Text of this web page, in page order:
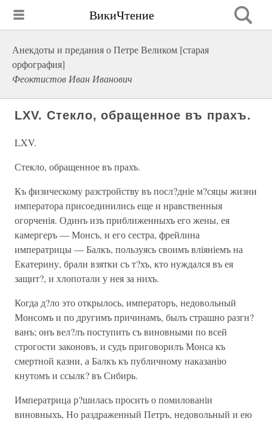
ВикиЧтение
Анекдоты и предания о Петре Великом [старая
орфография]
Феоктистов Иван Иванович
LXV. Стекло, обращенное въ прахъ.
LXV.
Стекло, обращенное въ прахъ.
Къ физическому разстройству въ посл?дніе м?сяцы жизни
императора присоединились еще и нравственныя
огорченія. Одинъ изъ приближенныхъ его жены, ея
камергеръ — Монсъ, и его сестра, фрейлина
императрицы — Балкъ, пользуясь своимъ вліяніемъ на
Екатерину, брали взятки съ т?хъ, кто нуждался въ ея
защит?, и хлопотали у нея за нихъ.
Когда д?ло это открылось, императоръ, недовольный
Монсомъ и по другимъ причинамъ, былъ страшно разгн?
ванъ; онъ вел?лъ поступить съ виновными по всей
строгости законовъ, и судъ приговорилъ Монса къ
смертной казни, а Балкъ къ публичному наказанію
кнутомъ и ссылк? въ Сибирь.
Императрица р?шилась просить о помилованіи
виновныхъ, Но раздраженный Петръ, недовольный и ею